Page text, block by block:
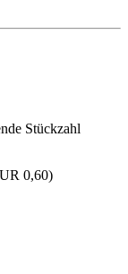
Stückzahl
0,60)